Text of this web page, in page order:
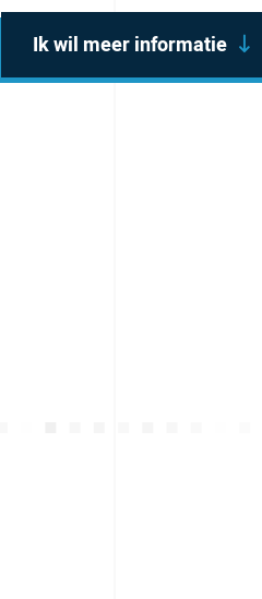
Ik wil meer informatie